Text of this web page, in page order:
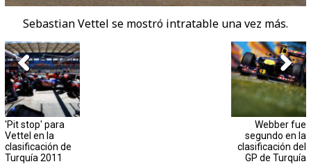
Sebastian Vettel se mostró intratable una vez más.
'Pit stop' para
Vettel en la
clasificación de
Turquía 2011
Webber fue
segundo en la
clasificación del
GP de Turquía